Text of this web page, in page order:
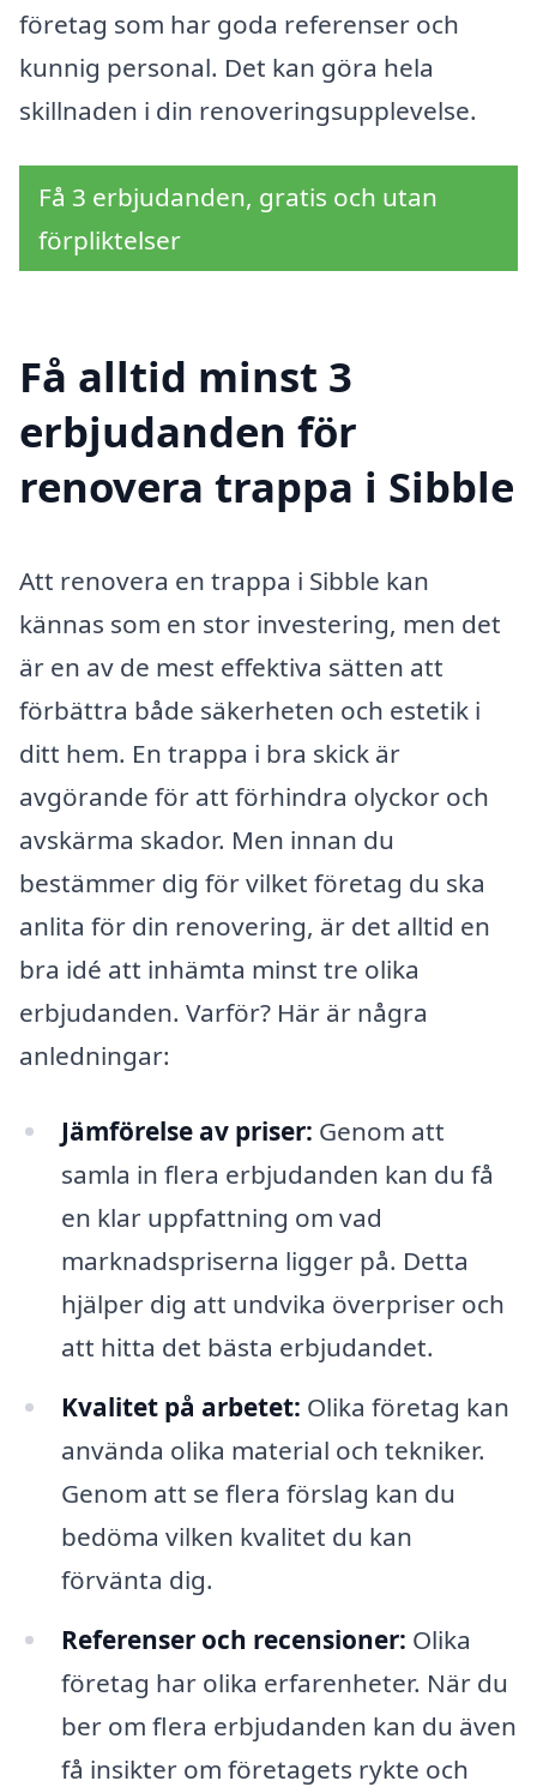
företag som har goda referenser och
kunnig personal. Det kan göra hela
skillnaden i din renoveringsupplevelse.
Få 3 erbjudanden, gratis och utan
förpliktelser
Få alltid minst 3
erbjudanden för
renovera trappa i Sibble
Att renovera en trappa i Sibble kan
kännas som en stor investering, men det
är en av de mest effektiva sätten att
förbättra både säkerheten och estetik i
ditt hem. En trappa i bra skick är
avgörande för att förhindra olyckor och
avskärma skador. Men innan du
bestämmer dig för vilket företag du ska
anlita för din renovering, är det alltid en
bra idé att inhämta minst tre olika
erbjudanden. Varför? Här är några
anledningar:
Jämförelse av priser: Genom att
samla in flera erbjudanden kan du få
en klar uppfattning om vad
marknadspriserna ligger på. Detta
hjälper dig att undvika överpriser och
att hitta det bästa erbjudandet.
Kvalitet på arbetet: Olika företag kan
använda olika material och tekniker.
Genom att se flera förslag kan du
bedöma vilken kvalitet du kan
förvänta dig.
Referenser och recensioner: Olika
företag har olika erfarenheter. När du
ber om flera erbjudanden kan du även
få insikter om företagets rykte och